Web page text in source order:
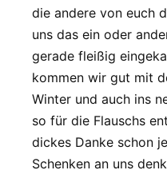
die andere von euch
uns das ein oder
gerade fleißig
kommen wir gut mit
Winter und auch ins
so für die Flauschs
dickes Danke schon
Schenken an uns